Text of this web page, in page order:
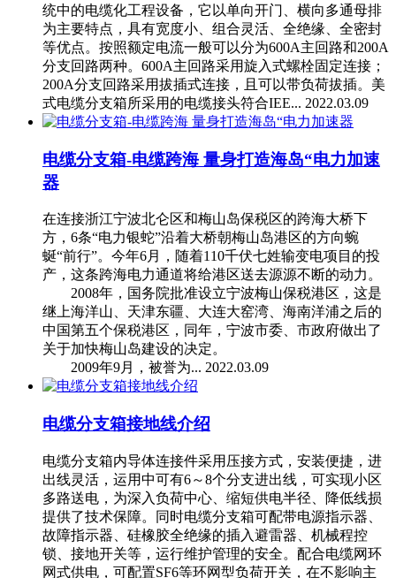
统中的电缆化工程设备，它以单向开门、横向多通母排
为主要特点，具有宽度小、组合灵活、全绝缘、全密封
等优点。按照额定电流一般可以分为600A主回路和200A
分支回路两种。600A主回路采用旋入式螺栓固定连接；
200A分支回路采用拔插式连接，且可以带负荷拔插。美
式电缆分支箱所采用的电缆接头符合IEE... 2022.03.09
电缆分支箱-电缆跨海 量身打造海岛“电力加速
器
在连接浙江宁波北仑区和梅山岛保税区的跨海大桥下
方，6条“电力银蛇”沿着大桥朝梅山岛港区的方向蜿
蜒“前行”。今年6月，随着110千伏七姓输变电项目的投
产，这条跨海电力通道将给港区送去源源不断的动力。
2008年，国务院批准设立宁波梅山保税港区，这是
继上海洋山、天津东疆、大连大窑湾、海南洋浦之后的
中国第五个保税港区，同年，宁波市委、市政府做出了
关于加快梅山岛建设的决定。
2009年9月，被誉为... 2022.03.09
电缆分支箱接地线介绍
电缆分支箱内导体连接件采用压接方式，安装便捷，进
出线灵活，运用中可有6～8个分支进出线，可实现小区
多路送电，为深入负荷中心、缩短供电半径、降低线损
提供了技术保障。同时电缆分支箱可配带电源指示器、
故障指示器、硅橡胶全绝缘的插入避雷器、机械程控
锁、接地开关等，运行维护管理的安全。配合电缆网环
网式供电，可配置SF6等环网型负荷开关，在不影响主